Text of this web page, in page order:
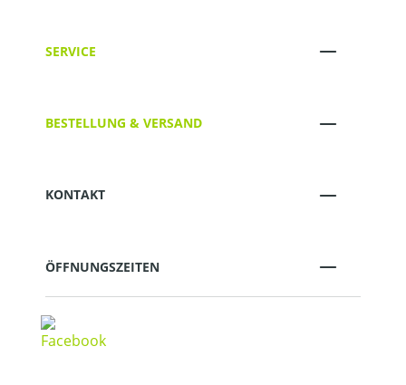
SERVICE
BESTELLUNG & VERSAND
KONTAKT
ÖFFNUNGSZEITEN